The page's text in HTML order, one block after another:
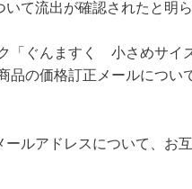
て流出が確認されたと明ら
「ぐんますく 小さめサイ
品の価格訂正メールについ
ルアドレスについて、お